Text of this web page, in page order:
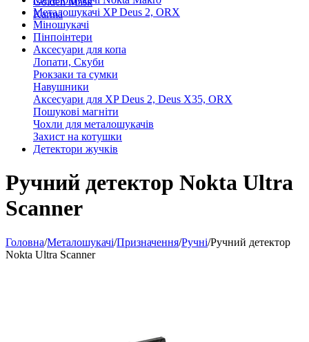
Karma
Металошукачі XP Deus 2, ORX
Міношукачі
Пінпоінтери
Аксесуари для копа
Лопати, Скуби
Рюкзаки та сумки
Навушники
Аксесуари для XP Deus 2, Deus X35, ORX
Пошукові магніти
Чохли для металошукачів
Захист на котушки
Детектори жучків
Ручний детектор Nokta Ultra
Scanner
Головна/Металошукачі/Призначення/Ручні/Ручний детектор
Nokta Ultra Scanner